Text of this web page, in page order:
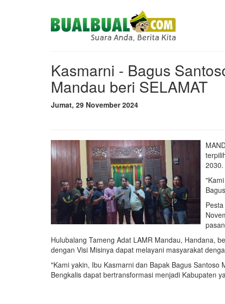
Kasmarni - Bagus
Mandau beri SELAMAT
Jumat, 29 November 2024
2030.
Hulubalang Tameng Adat LAMR Mandau, Handana,
dengan Visi Misinya dapat melayani masyarakat
"Kami yakin, Ibu Kasmarni dan Bapak Bagus
Bengkalis dapat bertransformasi menjadi Kabupaten